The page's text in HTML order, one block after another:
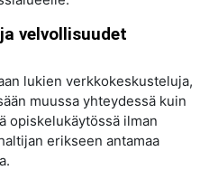
velvollisuudet
lukien verkkokeskusteluja,
muussa yhteydessä kuin
opiskelukäytössä ilman
erikseen antamaa